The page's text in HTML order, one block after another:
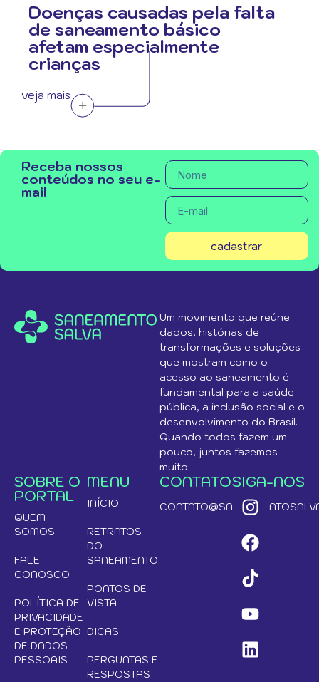
Doenças causadas pela falta
de saneamento básico
afetam especialmente
crianças
veja mais
Receba nossos
conteúdos no seu e-
mail
cadastrar
Um movimento que reúne
dados, histórias de
transformações e soluções
que mostram como o
acesso ao saneamento é
fundamental para a saúde
pública, a inclusão social e o
desenvolvimento do Brasil.
Quando todos fazem um
pouco, juntos fazemos
muito.
SOBRE O
PORTAL
QUEM
SOMOS
FALE
CONOSCO
POLÍTICA DE
PRIVACIDADE
E PROTEÇÃO
DE DADOS
PESSOAIS
MENU
INÍCIO
RETRATOS
DO
SANEAMENTO
PONTOS DE
VISTA
DICAS
PERGUNTAS E
RESPOSTAS
CONTATOSIGA-NOS